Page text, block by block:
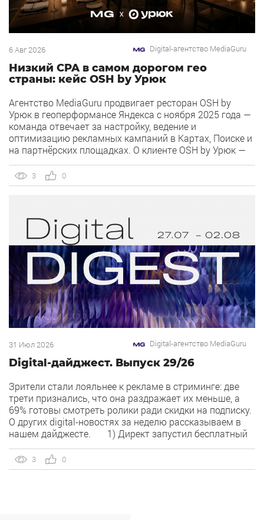
6 Авг 2026 Digital-агентство MediaGuru
Низкий CPA в самом дорогом гео
страны: кейс OSH by Урюк
Агентство MediaGuru продвигает ресторан OSH by
Урюк в геоперформансе Яндекса с ноября 2025 года —
команда отвечает за настройку, ведение и
оптимизацию рекламных кампаний в Картах, Поиске и
на партнёрских площадках. О клиенте OSH by Урюк —
объединивший концепцию дубайского OSH с сетью
«Урюк». Концепт строится […]
3 0
31 Июл 2026 Digital-агентство MediaGuru
Digital-дайджест. Выпуск 29/26
Зрители стали лояльнее к рекламе в стриминге: две
трети признались, что она раздражает их меньше, а
69% готовы смотреть ролики ради скидки на подписку.
О других digital-новостях за неделю рассказываем в
нашем дайджесте. 1) Директ запустил бесплатный
встроенный динамический коллтрекинг — без доплат и
интеграций со сторонними сервисами. […]
3 0